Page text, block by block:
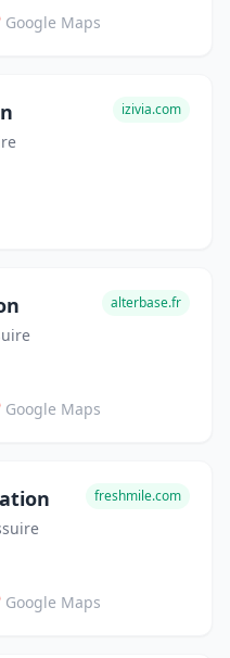
Google Maps
izivia.com
alterbase.fr
Google Maps
freshmile.com
Google Maps